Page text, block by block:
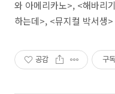
와 아메리카노>, <해바리
하는데>, <뮤지컬 박서생>
공감 구